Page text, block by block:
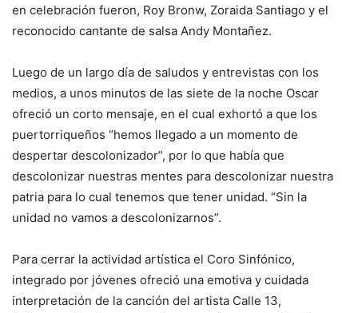
en celebración fueron, Roy Bronw, Zoraida Santiago y el
reconocido cantante de salsa Andy Montañez.
Luego de un largo día de saludos y entrevistas con los
medios, a unos minutos de las siete de la noche Oscar
ofreció un corto mensaje, en el cual exhortó a que los
puertorriqueños “hemos llegado a un momento de
despertar descolonizador”, por lo que había que
descolonizar nuestras mentes para descolonizar nuestra
patria para lo cual tenemos que tener unidad. “Sin la
unidad no vamos a descolonizarnos”.
Para cerrar la actividad artística el Coro Sinfónico,
integrado por jóvenes ofreció una emotiva y cuidada
interpretación de la canción del artista Calle 13,